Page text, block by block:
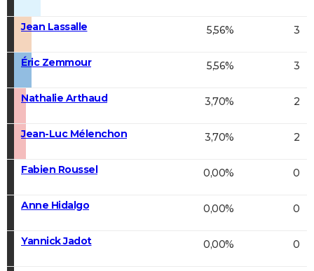
Jean Lassalle 5,56% 3
Éric Zemmour 5,56% 3
Nathalie Arthaud 3,70% 2
Jean-Luc Mélenchon 3,70% 2
Fabien Roussel 0,00% 0
Anne Hidalgo 0,00% 0
Yannick Jadot 0,00% 0